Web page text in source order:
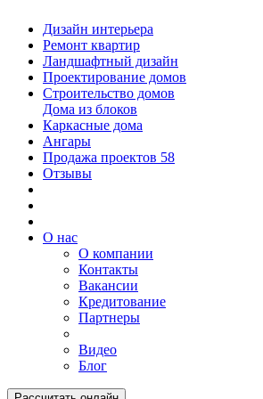
Дизайн интерьера
Ремонт квартир
Ландшафтный дизайн
Проектирование домов
Строительство домов
Дома из блоков
Каркасные дома
Ангары
Продажа проектов 58
Отзывы
О нас
О компании
Контакты
Вакансии
Кредитование
Партнеры
Видео
Блог